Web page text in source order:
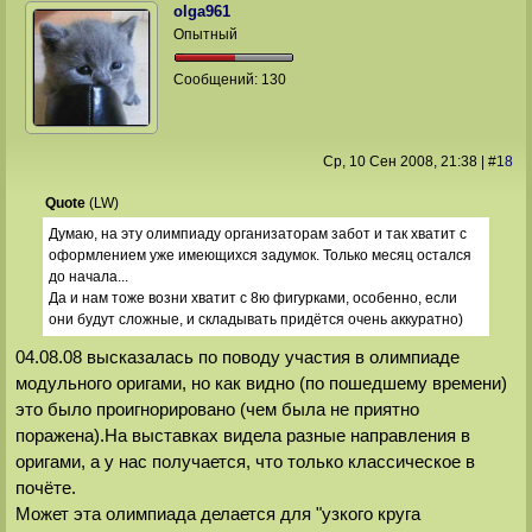
olga961
Опытный
Сообщений: 130
Ср, 10 Сен 2008, 21:38| #18
Quote(LW)
Думаю, на эту олимпиаду организаторам забот и так хватит с
оформлением уже имеющихся задумок. Только месяц остался
до начала...
Да и нам тоже возни хватит с 8ю фигурками, особенно, если
они будут сложные, и складывать придётся очень аккуратно)
04.08.08 высказалась по поводу участия в олимпиаде
модульного оригами, но как видно (по пошедшему времени)
это было проигнорировано (чем была не приятно
поражена).На выставках видела разные направления в
оригами, а у нас получается, что только классическое в
почёте.
Может эта олимпиада делается для "узкого круга